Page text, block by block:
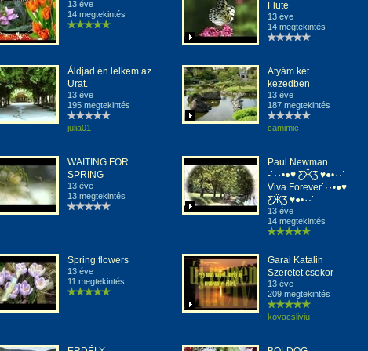
13 éve
14 megtekintés
Flute
13 éve
14 megtekintés
Áldjad én lelkem az
Urat.
13 éve
195 megtekintés
julia01
Atyám két
kezedben
13 éve
187 megtekintés
camimic
WAITING FOR
SPRING
13 éve
13 megtekintés
Paul Newman
-˙·٠•●♥ Ƹ̵̡Ӝ̵̨̄Ʒ ♥●•٠·˙
Viva Forever˙·٠•●♥
Ƹ̵̡Ӝ̵̨̄Ʒ ♥●•٠·˙
13 éve
14 megtekintés
Spring flowers
13 éve
11 megtekintés
Garai Katalin
Szeretet csokor
13 éve
209 megtekintés
kovacsliviu